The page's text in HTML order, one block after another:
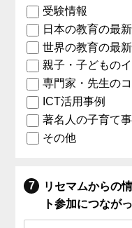
受験情報
日本の教育の最
世界の教育の最
親子・子どもの
専門家・先生の
ICT活用事例
著名人の子育て
その他
リセマムからの
ト参加につなが